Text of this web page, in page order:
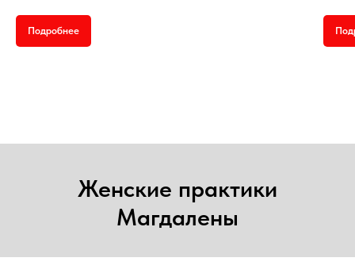
Подробнее
Женские практики
Магдалены